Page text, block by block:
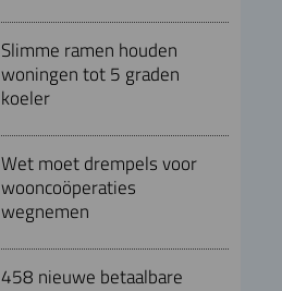
Slimme ramen houden
woningen tot 5 graden
koeler
Wet moet drempels voor
wooncoöperaties
wegnemen
458 nieuwe betaalbare